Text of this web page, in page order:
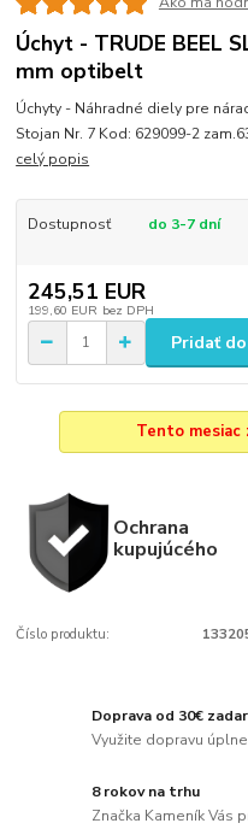
Úchyt - TRUDE BEEL
mm optibelt
Úchyty - Náhradné diely pre
Stojan Nr. 7 Kod: 629099-2
celý popis
Dostupnosť do 3-7 dní
245,51 EUR
199,60 EUR bez DPH
Pridať
Tento mesiac
Ochrana
kupujúcého
Číslo produktu:
Doprava od 30€
Využite dopravu
8 rokov na trhu
Značka Kameník Vás